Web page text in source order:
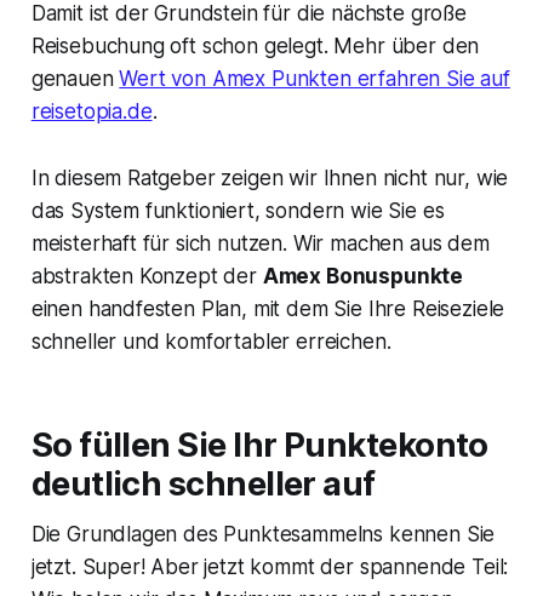
Damit ist der Grundstein für die nächste große
Reisebuchung oft schon gelegt. Mehr über den
genauenWert von Amex Punkten erfahren Sie auf
reisetopia.de.
In diesem Ratgeber zeigen wir Ihnen nicht nur, wie
das System funktioniert, sondern wie Sie es
meisterhaft für sich nutzen. Wir machen aus dem
abstrakten Konzept der Amex Bonuspunkte
einen handfesten Plan, mit dem Sie Ihre Reiseziele
schneller und komfortabler erreichen.
So füllen Sie Ihr Punktekonto
deutlich schneller auf
Die Grundlagen des Punktesammelns kennen Sie
jetzt. Super! Aber jetzt kommt der spannende Teil: